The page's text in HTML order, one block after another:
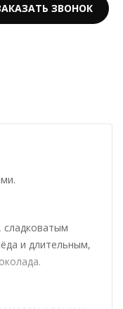
ЗВОНОК
сладковатым
и длительным,